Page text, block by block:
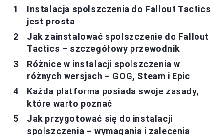
Instalacja spolszczenia do Fallout Tactics
jest prosta
Jak zainstalować spolszczenie do Fallout
Tactics – szczegółowy przewodnik
Różnice w instalacji spolszczenia w
różnych wersjach – GOG, Steam i Epic
Każda platforma posiada swoje zasady,
które warto poznać
Jak przygotować się do instalacji
spolszczenia – wymagania i zalecenia